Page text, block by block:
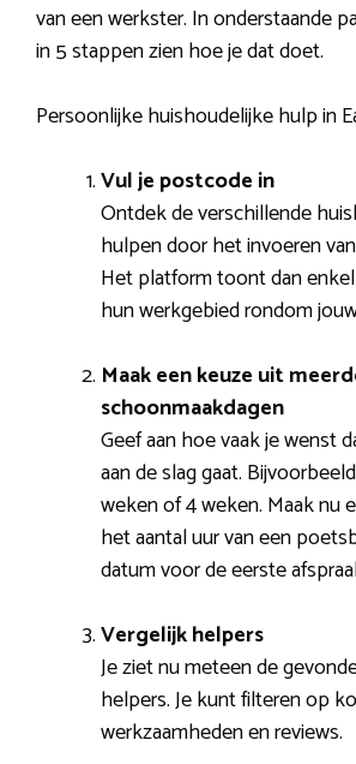
van een werkster. In onderstaande
in 5 stappen zien hoe je dat doet.
Persoonlijke huishoudelijke hulp in
Vul je postcode in
Ontdek de verschillende
hulpen door het invoeren
Het platform toont dan
hun werkgebied rondom
Maak een keuze uit
schoonmaakdagen
Geef aan hoe vaak je wenst
aan de slag gaat.
weken of 4 weken. Maak nu
het aantal uur van een
datum voor de eerste
Vergelijk helpers
Je ziet nu meteen de
helpers. Je kunt filteren op
werkzaamheden en reviews.